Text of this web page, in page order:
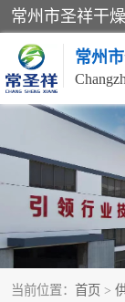
常州
当前位置： 首页 >
单锥真空干燥机
气流干燥机
干燥机
桨叶干燥机